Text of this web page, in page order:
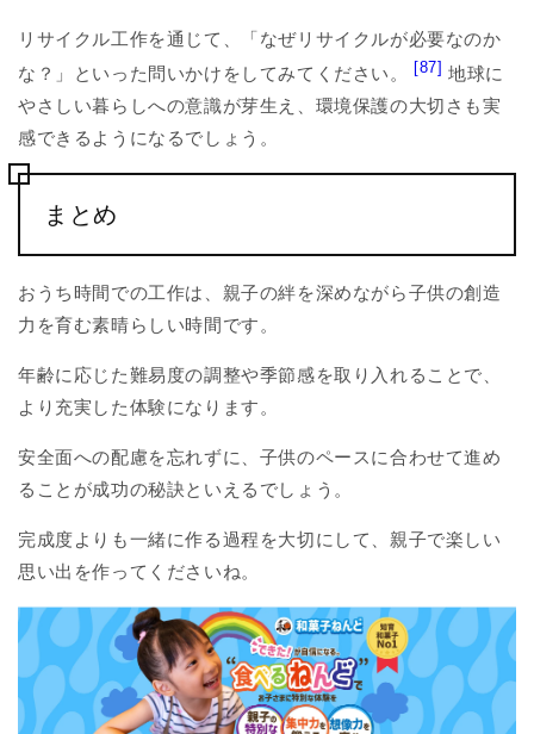
リサイクル工作を通じて、「なぜリサイクルが必要なのか
な？」といった問いかけをしてみてください。
[87] 地球に
やさしい暮らしへの意識が芽生え、環境保護の大切さも実
感できるようになるでしょう。
まとめ
おうち時間での工作は、親子の絆を深めながら子供の創造
力を育む素晴らしい時間です。
年齢に応じた難易度の調整や季節感を取り入れることで、
より充実した体験になります。
安全面への配慮を忘れずに、子供のペースに合わせて進め
ることが成功の秘訣といえるでしょう。
完成度よりも一緒に作る過程を大切にして、親子で楽しい
思い出を作ってくださいね。